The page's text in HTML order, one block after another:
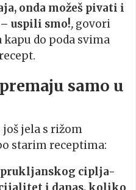
onda možeš pivati i
uspili smo!, govori
do poda svima
samo u
jela s rižom
starim receptima:
prukljanskog ciplja-